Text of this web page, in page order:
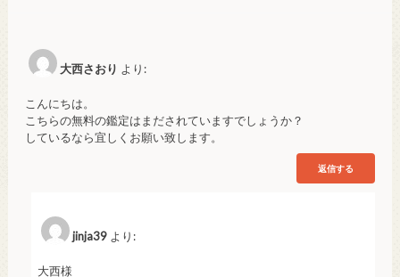
大西さおり より:
こんにちは。
こちらの無料の鑑定はまだされていますでしょうか？
しているなら宜しくお願い致します。
返信する
jinja39 より:
大西様